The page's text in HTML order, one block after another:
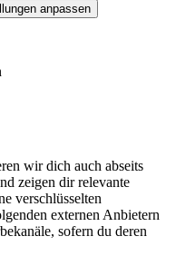
anpassen
wir dich auch abseits
zeigen dir relevante
verschlüsselten
externen Anbietern
sofern du deren